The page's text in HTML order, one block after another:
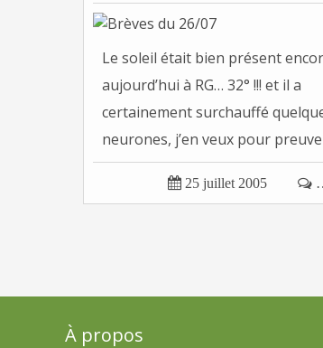
Le soleil était bien présent
aujourd’hui à RG… 32° !!! et il a
certainement surchauffé
neurones, j’en veux pour preuve
 25 juillet 2005 
À propos